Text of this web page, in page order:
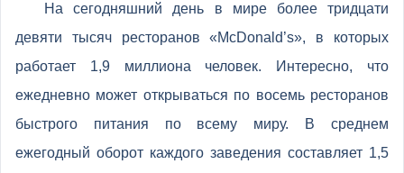
На сегодняшний день в мире более тридцати
девяти тысяч ресторанов «McDonald’s», в которых
работает 1,9 миллиона человек. Интересно, что
ежедневно может открываться по восемь ресторанов
быстрого питания по всему миру. В среднем
ежегодный оборот каждого заведения составляет 1,5